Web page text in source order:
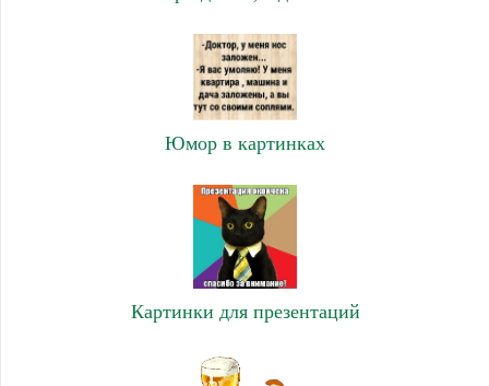
Юмор в картинках
Картинки для презентаций